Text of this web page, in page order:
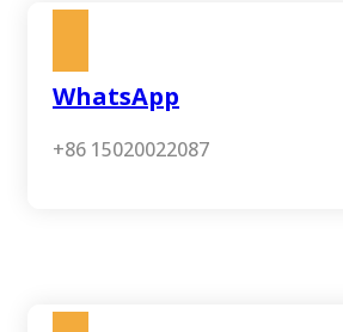
WhatsApp
+86 15020022087